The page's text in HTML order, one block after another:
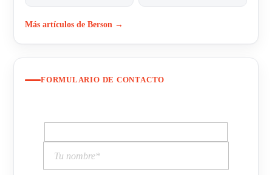
Más artículos de Berson →
FORMULARIO DE CONTACTO